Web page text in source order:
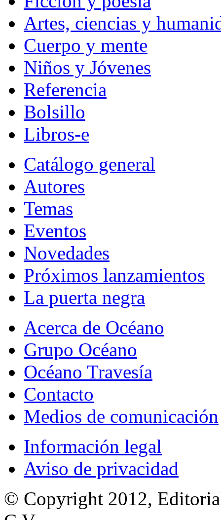
Artes, ciencias y
Cuerpo y mente
Niños y Jóvenes
Referencia
Bolsillo
Libros-e
Catálogo general
Autores
Temas
Eventos
Novedades
Próximos lanzamientos
La puerta negra
Acerca de Océano
Grupo Océano
Océano Travesía
Contacto
Medios de comunicación
Información legal
Aviso de privacidad
© Copyright 2012,